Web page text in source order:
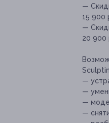
—
15 900
—
20 900
—
—
—
—